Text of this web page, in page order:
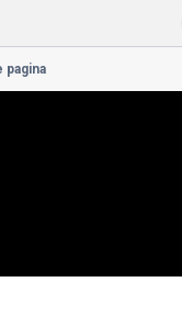
pagina